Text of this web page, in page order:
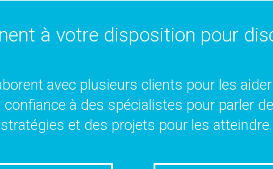
à votre disposition pour
avec plusieurs clients pour les
à des spécialistes pour parler
stratégies et des projets pour les atteindre.